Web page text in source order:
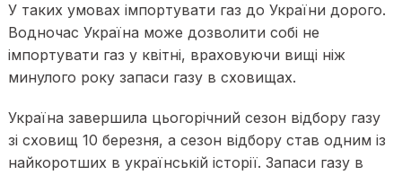
У таких умовах імпортувати газ до України дорого.
Водночас Україна може дозволити собі не
імпортувати газ у квітні, враховуючи вищі ніж
минулого року запаси газу в сховищах.
Україна завершила цьогорічний сезон відбору газу
зі сховищ 10 березня, а сезон відбору став одним із
найкоротших в українській історії. Запаси газу в